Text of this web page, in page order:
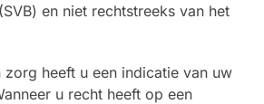
en niet rechtstreeks van het
zorg heeft u een indicatie van uw
u recht heeft op een